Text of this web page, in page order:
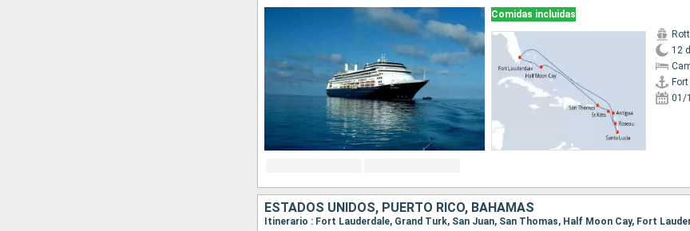
Comidas incluidas
12 d
01/
ESTADOS UNIDOS, PUERTO RICO, BAHAMAS
Itinerario : Fort Lauderdale, Grand Turk, San Juan, San Thomas, Half Moon Cay, Fort